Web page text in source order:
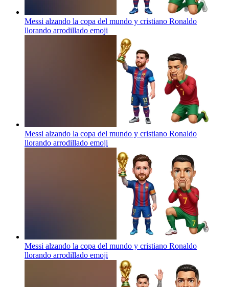
Messi alzando la copa del mundo y cristiano Ronaldo
llorando arrodillado emoji
Messi alzando la copa del mundo y cristiano Ronaldo
llorando arrodillado emoji
Messi alzando la copa del mundo y cristiano Ronaldo
llorando arrodillado emoji